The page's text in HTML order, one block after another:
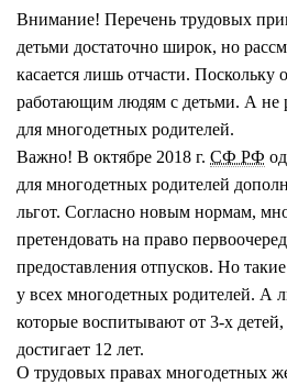
Внимание! Перечень трудовых
детьми достаточно широк, но
касается лишь отчасти. Поскольку
работающим людям с детьми. А не
для многодетных родителей.
Важно! В октябре 2018 г. СФ РФ
для многодетных родителей
льгот. Согласно новым нормам,
претендовать на право
предоставления отпусков. Но
у всех многодетных родителей. А
которые воспитывают от 3-х детей,
достигает 12 лет.
О трудовых правах многодетных